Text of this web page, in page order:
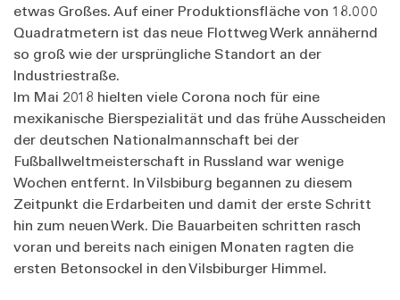
etwas Großes. Auf einer Produktionsfläche von 18.000
Quadratmetern ist das neue Flottweg Werk annähernd
so groß wie der ursprüngliche Standort an der
Industriestraße.
Im Mai 2018 hielten viele Corona noch für eine
mexikanische Bierspezialität und das frühe Ausscheiden
der deutschen Nationalmannschaft bei der
Fußballweltmeisterschaft in Russland war wenige
Wochen entfernt. In Vilsbiburg begannen zu diesem
Zeitpunkt die Erdarbeiten und damit der erste Schritt
hin zum neuen Werk. Die Bauarbeiten schritten rasch
voran und bereits nach einigen Monaten ragten die
ersten Betonsockel in den Vilsbiburger Himmel.